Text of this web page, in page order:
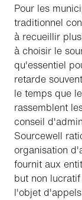
Pour les
traditionnel
à recueillir
à choisir le
qu'essentiel
retarde
le temps que
rassemblent
conseil
Sourcewell
organisation
fournit aux
but non
l'objet